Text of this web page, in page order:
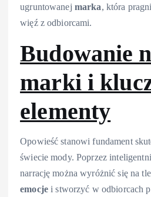
ugruntowanej marka, która
więź z odbiorcami.
Budowanie
marki i
elementy
Opowieść stanowi fundament
świecie mody. Poprzez
narrację można wyróżnić się na
emocjei stworzyć w odbiorcach